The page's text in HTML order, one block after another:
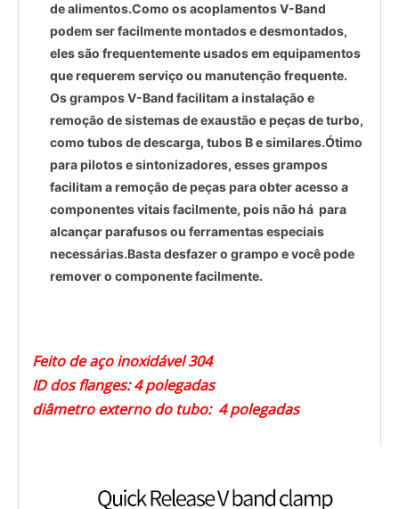
de alimentos.Como os acoplamentos V-Band
podem ser facilmente montados e desmontados,
eles são frequentemente usados ​​em equipamentos
que requerem serviço ou manutenção frequente.
Os grampos V-Band facilitam a instalação e
remoção de sistemas de exaustão e peças de turbo,
como tubos de descarga, tubos B e similares.Ótimo
para pilotos e sintonizadores, esses grampos
facilitam a remoção de peças para obter acesso a
componentes vitais facilmente, pois não há para
alcançar parafusos ou ferramentas especiais
necessárias.Basta desfazer o grampo e você pode
remover o componente facilmente.
Feito de aço inoxidável 304
ID dos flanges: 4 polegadas
diâmetro externo do tubo: 4 polegadas